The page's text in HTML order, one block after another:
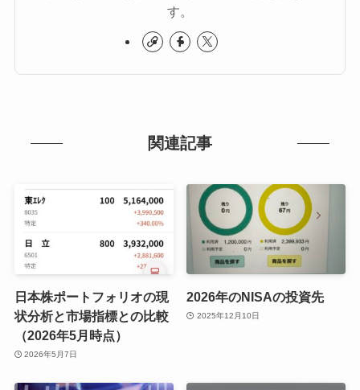
す。
関連記事
日本株ポートフォリオの現
状分析と市場指標との比較
（2026年5月時点）
2026年5月7日
2026年のNISAの投資先
2025年12月10日